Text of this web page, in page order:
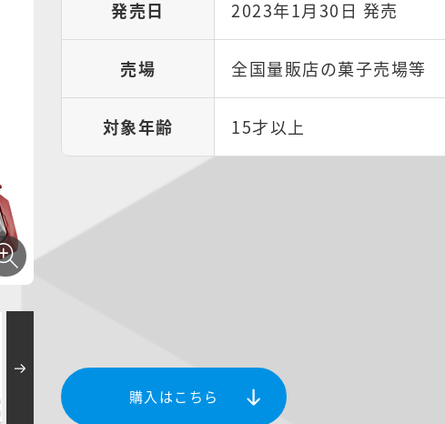
発売日 2023年1月30日 発売
売場 全国量販店の菓子売場等
対象年齢 15才以上
購入はこちら